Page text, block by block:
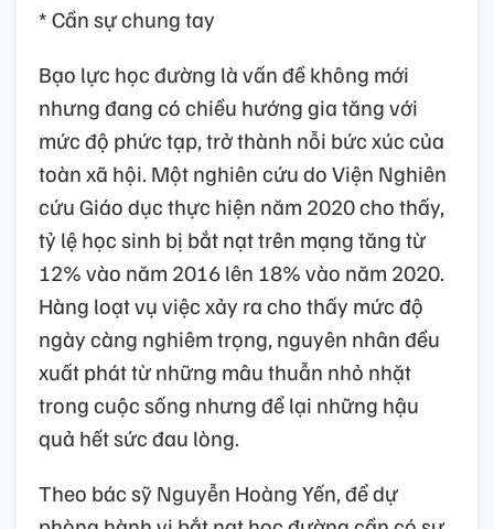
* Cần sự chung tay
Bạo lực học đường là vấn đề không mới
nhưng đang có chiều hướng gia tăng với
mức độ phức tạp, trở thành nỗi bức xúc của
toàn xã hội. Một nghiên cứu do Viện Nghiên
cứu Giáo dục thực hiện năm 2020 cho thấy,
tỷ lệ học sinh bị bắt nạt trên mạng tăng từ
12% vào năm 2016 lên 18% vào năm 2020.
Hàng loạt vụ việc xảy ra cho thấy mức độ
ngày càng nghiêm trọng, nguyên nhân đều
xuất phát từ những mâu thuẫn nhỏ nhặt
trong cuộc sống nhưng để lại những hậu
quả hết sức đau lòng.
Theo bác sỹ Nguyễn Hoàng Yến, để dự